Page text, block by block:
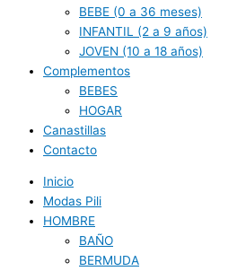
BEBE (0 a 36 meses)
INFANTIL (2 a 9 años)
JOVEN (10 a 18 años)
Complementos
BEBES
HOGAR
Canastillas
Contacto
Inicio
Modas Pili
HOMBRE
BAÑO
BERMUDA